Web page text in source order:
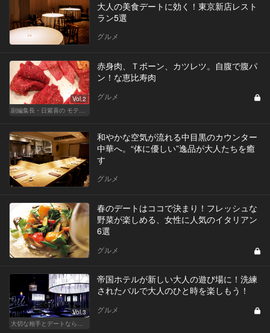
大人の美食デートに効く！東京新店レスト
ラン5選
グルメ
Vol.2
副編集長・日紫喜の モテる目線のレストラン選び
赤身肉、Ｔボーン、カツレツ。自腹で腹パ
ン！な恵比寿肉
グルメ
和やかな空気が流れる中目黒のカウンター
中華へ。“体に優しい”逸品が大人たちを癒
す
グルメ
春のデートはココで決まり！フレッシュな
野菜が楽しめる、女性に人気のイタリアン
6選
グルメ
Vol.3
大切な相手とデートなら、ホテルのホスピタリティを味わえるリッチなデート
帝国ホテルが新しい大人の遊び場に！洗練
されたバルで大人のひと時を楽しもう！
グルメ